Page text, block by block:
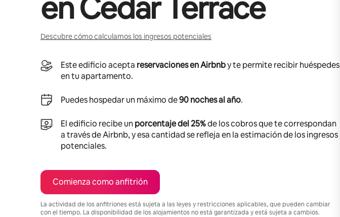
enCedar Terrace
Descubre cómo calculamos los ingresos potenciales
Este edificio acepta reservaciones en Airbnby te permite recibir huéspedes
en tu apartamento.
Puedes hospedar un máximo de90 noches al año.
El edificio recibe unporcentaje del 25%de los cobros que te correspondan
a través de Airbnb, y esa cantidad se refleja en la estimación de los ingresos
potenciales.
Comienza como anfitrión
La actividad de los anfitriones está sujeta a las leyes y restricciones aplicables, que pueden cambiar
con el tiempo. La disponibilidad de los alojamientos no está garantizada y está sujeta a cambios.